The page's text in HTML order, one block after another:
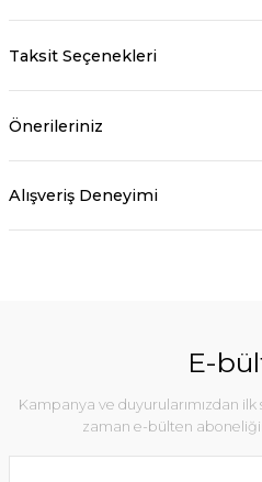
Taksit Seçenekleri
Önerileriniz
Alışveriş Deneyimi
E-
Kampanya ve duyurularımızdan
zaman e-bülten